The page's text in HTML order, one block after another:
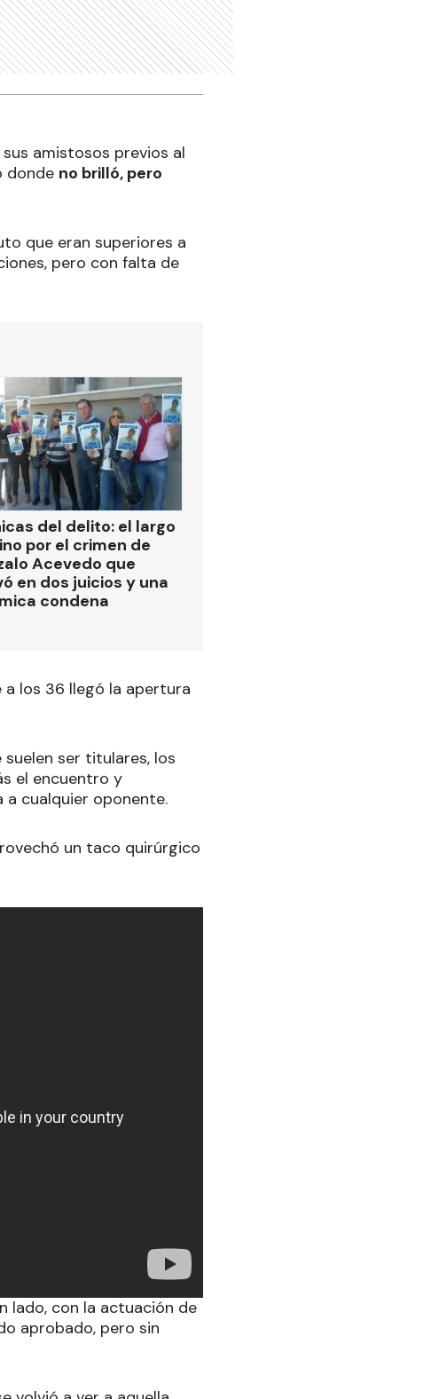
amistosos previos al
donde no brilló, pero
que eran superiores a
pero con falta de
del delito: el largo
por el crimen de
Acevedo que
en dos juicios y una
condena
a los 36 llegó la apertura
ser titulares, los
el encuentro y
cualquier oponente.
un taco quirúrgico
lado, con la actuación de
aprobado, pero sin